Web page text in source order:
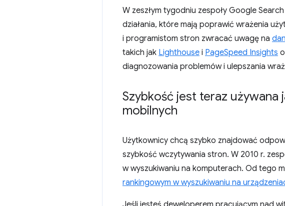
W zeszłym tygodniu zespoły Google
działania, które mają poprawić wrażenia
i programistom stron zwracać uwagę na
takich jak Lighthouse i PageSpeed Insights
diagnozowania problemów i ulepszania
Szybkość jest teraz używana
mobilnych
Użytkownicy chcą szybko znajdować
szybkość wczytywania stron. W 2010 r.
w wyszukiwaniu na komputerach. Od tego
rankingowym w wyszukiwaniu na